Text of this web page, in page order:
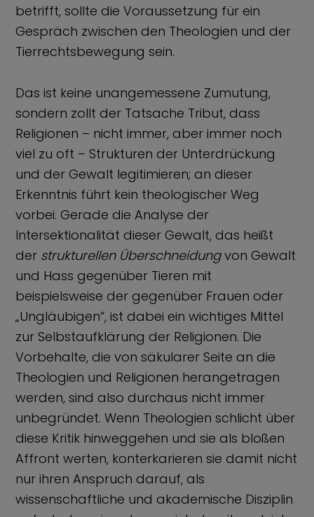
betrifft, sollte die Voraussetzung für ein
Gespräch zwischen den Theologien und der
Tierrechtsbewegung sein.
Das ist keine unangemessene Zumutung,
sondern zollt der Tatsache Tribut, dass
Religionen – nicht immer, aber immer noch
viel zu oft – Strukturen der Unterdrückung
und der Gewalt legitimieren; an dieser
Erkenntnis führt kein theologischer Weg
vorbei. Gerade die Analyse der
Intersektionalität dieser Gewalt, das heißt
der strukturellen Überschneidungvon Gewalt
und Hass gegenüber Tieren mit
beispielsweise der gegenüber Frauen oder
„Ungläubigen“, ist dabei ein wichtiges Mittel
zur Selbstaufklärung der Religionen. Die
Vorbehalte, die von säkularer Seite an die
Theologien und Religionen herangetragen
werden, sind also durchaus nicht immer
unbegründet. Wenn Theologien schlicht über
diese Kritik hinweggehen und sie als bloßen
Affront werten, konterkarieren sie damit nicht
nur ihren Anspruch darauf, als
wissenschaftliche und akademische Disziplin